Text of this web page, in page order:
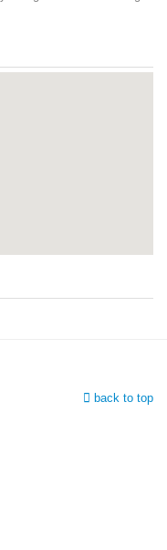
back to top